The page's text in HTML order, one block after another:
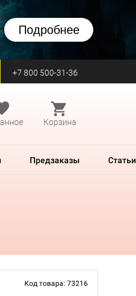
Подробнее
+7 800 500-31-36
Корзина
Предзаказы Статьи
Код товара: 73216